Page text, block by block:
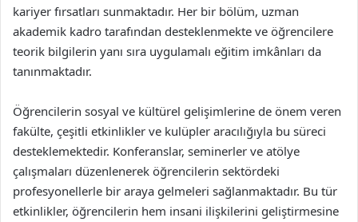
kariyer fırsatları sunmaktadır. Her bir bölüm, uzman
akademik kadro tarafından desteklenmekte ve öğrencilere
teorik bilgilerin yanı sıra uygulamalı eğitim imkânları da
tanınmaktadır.
Öğrencilerin sosyal ve kültürel gelişimlerine de önem veren
fakülte, çeşitli etkinlikler ve kulüpler aracılığıyla bu süreci
desteklemektedir. Konferanslar, seminerler ve atölye
çalışmaları düzenlenerek öğrencilerin sektördeki
profesyonellerle bir araya gelmeleri sağlanmaktadır. Bu tür
etkinlikler, öğrencilerin hem insani ilişkilerini geliştirmesine